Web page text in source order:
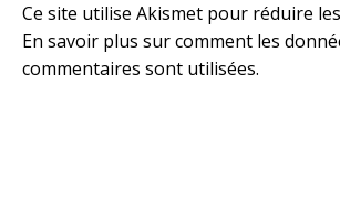
Ce site utilise Akismet pour réduire
En savoir plus sur comment les
commentaires sont utilisées.